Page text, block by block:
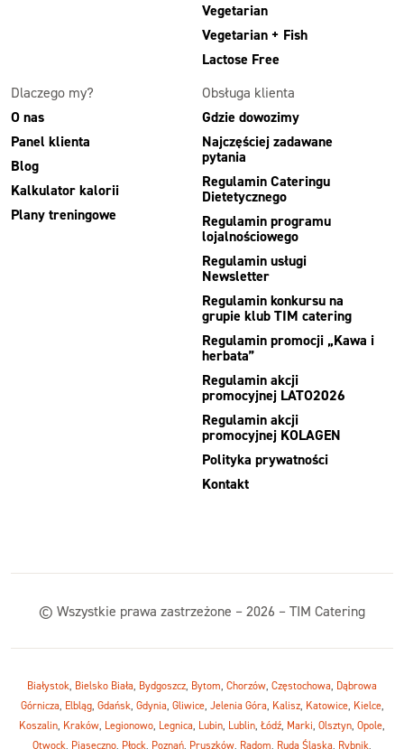
Vegetarian
Vegetarian + Fish
Lactose Free
Dlaczego my?
O nas
Panel klienta
Blog
Kalkulator kalorii
Plany treningowe
Obsługa klienta
Gdzie dowozimy
Najczęściej zadawane
pytania
Regulamin Cateringu
Dietetycznego
Regulamin programu
lojalnościowego
Regulamin usługi
Newsletter
Regulamin konkursu na
grupie klub TIM catering
Regulamin promocji „Kawa i
herbata”
Regulamin akcji
promocyjnej LATO2026
Regulamin akcji
promocyjnej KOLAGEN
Polityka prywatności
Kontakt
© Wszystkie prawa zastrzeżone – 2026 – TIM Catering
Białystok, Bielsko Biała, Bydgoszcz, Bytom, Chorzów, Częstochowa, Dąbrowa
Górnicza, Elbląg, Gdańsk, Gdynia, Gliwice, Jelenia Góra, Kalisz, Katowice, Kielce,
Koszalin, Kraków, Legionowo, Legnica, Lubin, Lublin, Łódź, Marki, Olsztyn, Opole,
Otwock, Piaseczno, Płock, Poznań, Pruszków, Radom, Ruda Śląska, Rybnik,